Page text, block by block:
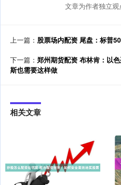
文章为作者独立
上一篇： 股票场内配资 尾盘：标普
下一篇： 郑州期货配资 布林肯：以
斯也需要这样做
相关文章